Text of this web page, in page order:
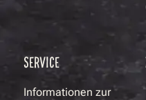
SERVICE
Informationen zur